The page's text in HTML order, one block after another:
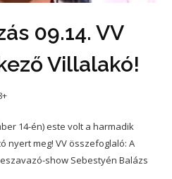
09.14. VV
Villalakó!
14-én) este volt a harmadik
nyert meg! VV összefoglaló: A
show Sebestyén Balázs